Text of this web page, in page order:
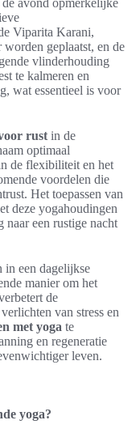
Viparita Karani,
geplaatst, en de
vlinderhouding
te kalmeren en
wat essentieel is voor
rust in de
optimaal
de flexibiliteit en het
voordelen die
Het toepassen van
deze yogahoudingen
naar een rustige nacht
in een dagelijkse
manier om het
de
van stress en
met yoga te
en regeneratie
leven.
yoga?